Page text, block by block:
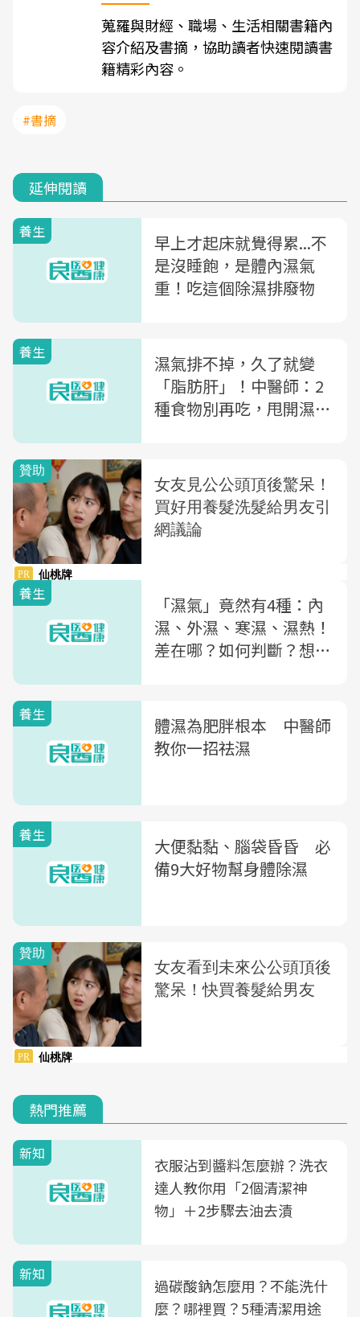
蒐羅與財經、職場、生活相關書籍內
容介紹及書摘，協助讀者快速閱讀書
籍精彩內容。
#書摘
延伸閱讀
養生
早上才起床就覺得累...不
是沒睡飽，是體內濕氣
重！吃這個除濕排廢物
養生
濕氣排不掉，久了就變
「脂肪肝」！中醫師：2
種食物別再吃，甩開濕滑
養生
「濕氣」竟然有4種：內
濕、外濕、寒濕、濕熱！
差在哪？如何判斷？想除
養生
體濕為肥胖根本 中醫師
教你一招祛濕
養生
大便黏黏、腦袋昏昏 必
備9大好物幫身體除濕
熱門推薦
新知
衣服沾到醬料怎麼辦？洗衣
達人教你用「2個清潔神
物」＋2步驟去油去漬
新知
過碳酸鈉怎麼用？不能洗什
麼？哪裡買？5種清潔用途